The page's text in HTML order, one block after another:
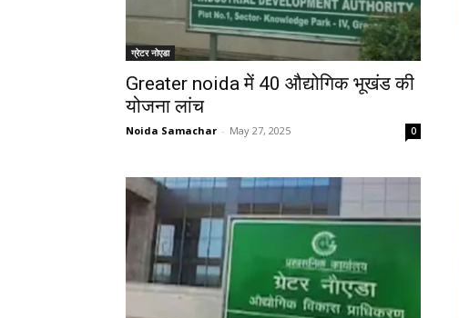
ग्रेटर नोएडा
Greater noida में 40 औद्योगिक भूखंड की
योजना लांच
Noida Samachar - May 27, 2025 0